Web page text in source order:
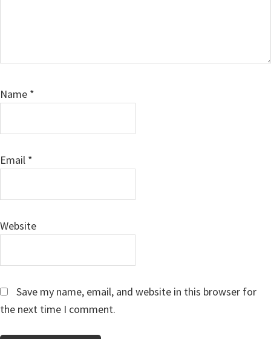
Name *
Email *
Website
Save my name, email, and website in this browser for
the next time I comment.